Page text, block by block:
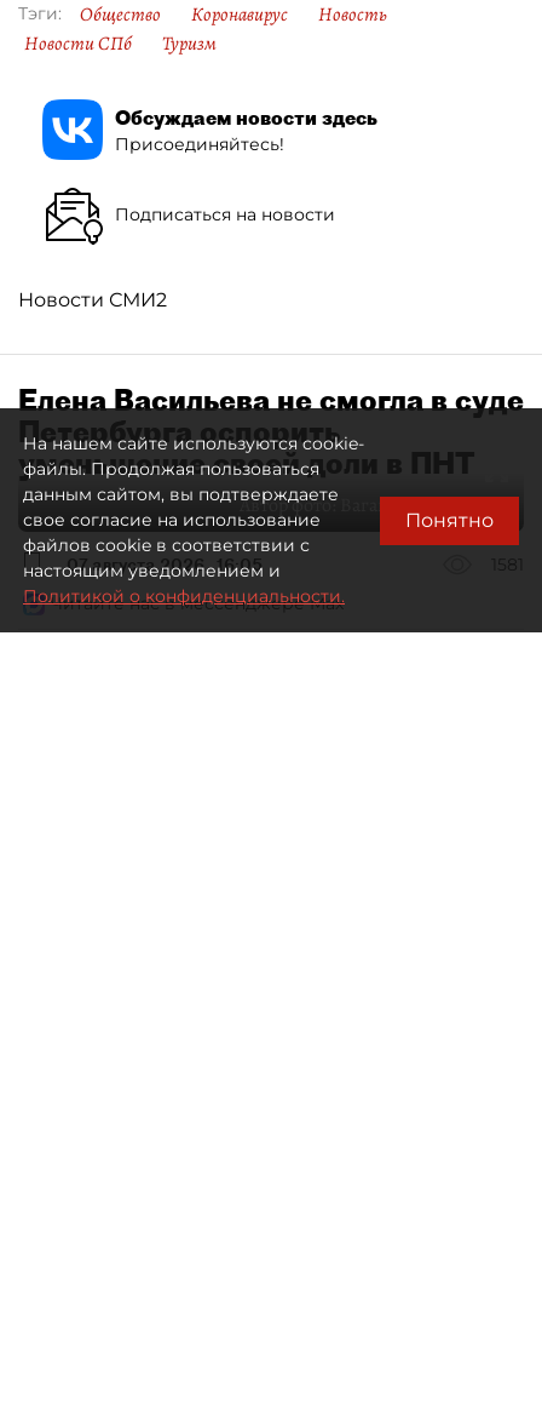
Тэги: Общество Коронавирус
Новость
Новости СПб
Туризм
Обсуждаем новости здесь
Присоединяйтесь!
Подписаться на новости
Новости СМИ2
Елена Васильева не смогла в суде
Петербурга оспорить
уменьшение своей доли в ПНТ
Автор фото: Ваганов Антон / "ДП"
07 августа 2026 16:05
1581
Читайте нас в мессенджере Max
На нашем сайте используются cookie-
файлы. Продолжая пользоваться
данным сайтом, вы подтверждаете
свое согласие на использование
файлов cookie в соответствии с
настоящим уведомлением и
Политикой о конфиденциальности.
Понятно